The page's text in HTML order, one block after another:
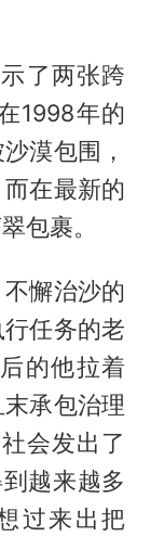
了两张跨
1998年的
漠包围，
在最新的
包裹。
懈治沙的
任务的老
的他拉着
承包治理
会发出了
越来越多
过来出把